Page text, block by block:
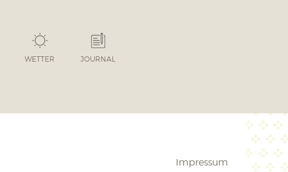
WETTER JOURNAL
Impressum